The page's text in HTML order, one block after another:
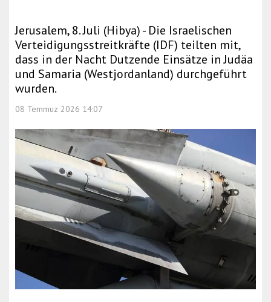
Jerusalem, 8. Juli (Hibya) - Die Israelischen
Verteidigungsstreitkräfte (IDF) teilten mit,
dass in der Nacht Dutzende Einsätze in Judäa
und Samaria (Westjordanland) durchgeführt
wurden.
08 Temmuz 2026 14:07